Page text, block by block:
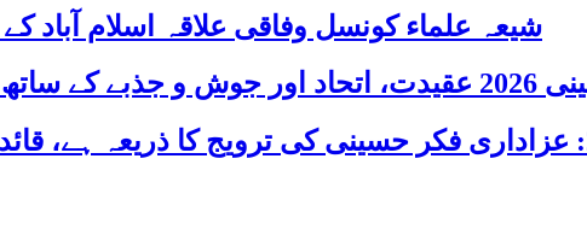
شیعہ علماء کونسل وفاقی علاقہ اسلام
میں شریک